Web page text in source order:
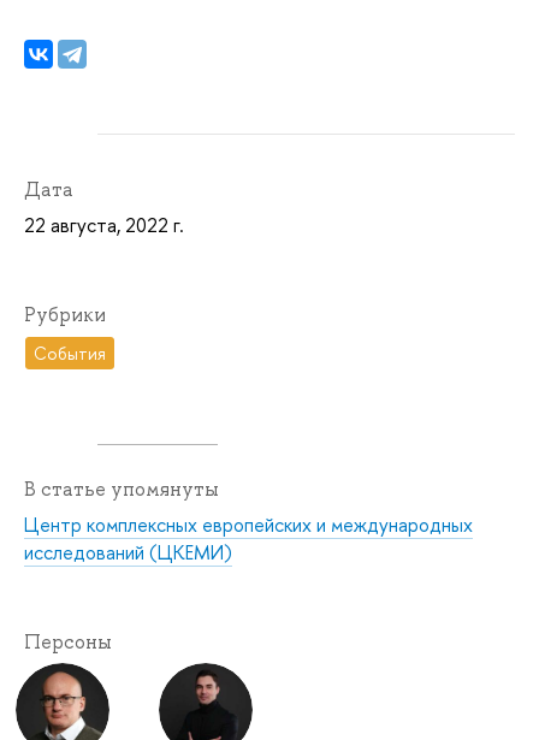
Дата
22 августа, 2022 г.
Рубрики
События
В статье упомянуты
Центр комплексных европейских и международных
исследований (ЦКЕМИ)
Персоны